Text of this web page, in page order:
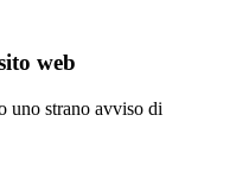
web
uno strano avviso di